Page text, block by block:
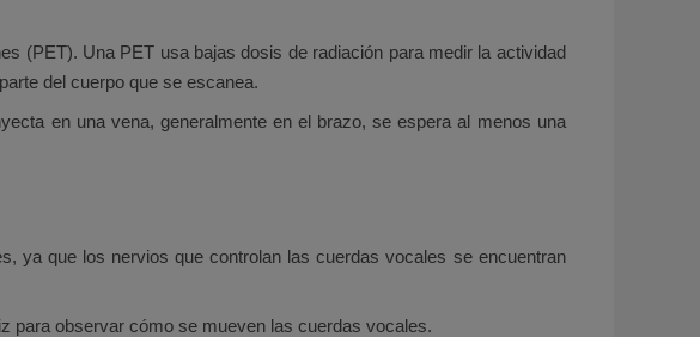
(PET). Una PET usa bajas dosis de radiación para medir la actividad
del cuerpo que se escanea.
en una vena, generalmente en el brazo, se espera al menos una
ya que los nervios que controlan las cuerdas vocales se encuentran
para observar cómo se mueven las cuerdas vocales.